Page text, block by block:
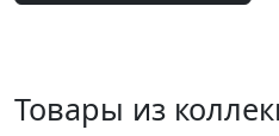
Товары из